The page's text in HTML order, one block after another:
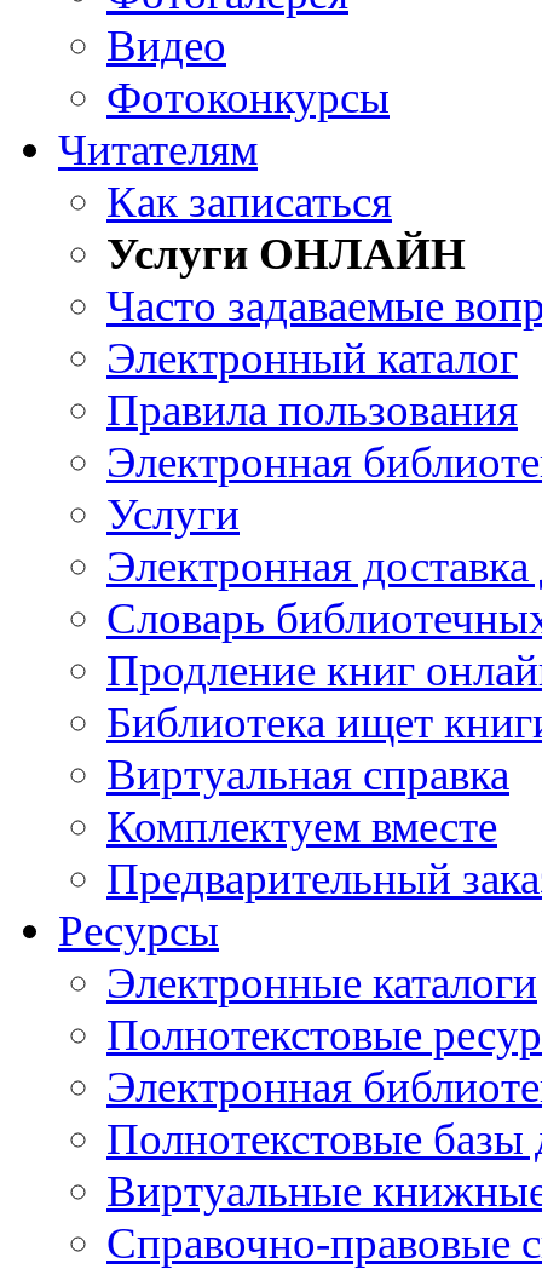
Видео
Фотоконкурсы
Читателям
Как записаться
Услуги ОНЛАЙН
Часто задаваемые
Электронный каталог
Правила пользования
Электронная
Услуги
Электронная
Словарь
Продление книг
Библиотека ищет
Виртуальная справка
Комплектуем вместе
Предварительный
Ресурсы
Электронные каталоги
Полнотекстовые
Электронная
Полнотекстовые
Виртуальные
Справочно-правовые